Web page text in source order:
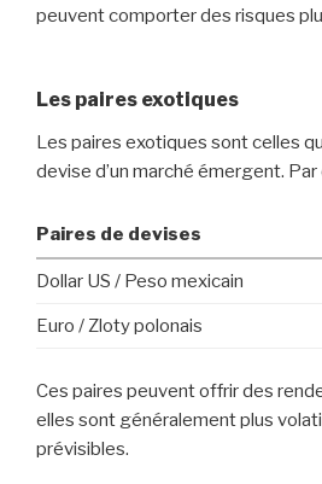
peuvent comporter des risques
Les paires exotiques
Les paires exotiques sont celles
devise d’un marché émergent. Par
Paires de devises
Dollar US / Peso mexicain
Euro / Zloty polonais
Ces paires peuvent offrir des
elles sont généralement plus
prévisibles.